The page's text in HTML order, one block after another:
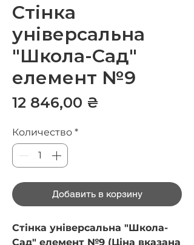
Стінка
універсальна
"Школа-Сад"
елемент №9
12 846,00 ₴
Количество *
Добавить в корзину
Стінка універсальна "Школа-
Сад" елемент №9 (Ціна вказана